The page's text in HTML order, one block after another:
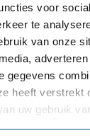
voor
te
van onze
gegevens
heeft verstrekt
uw gebruik
4.5